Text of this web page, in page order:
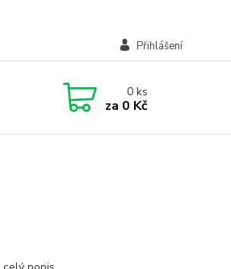
Přihlášení
0ks
za 0 Kč